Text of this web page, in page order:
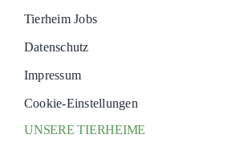
Tierheim Jobs
Datenschutz
Impressum
Cookie-Einstellungen
UNSERE TIERHEIME